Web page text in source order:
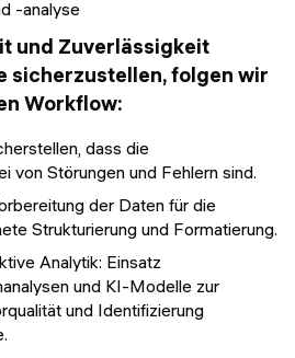
-analyse
und Zuverlässigkeit
sicherzustellen, folgen wir
Workflow:
dass die
von Störungen und Fehlern sind.
der Daten für die
Strukturierung und Formatierung.
Analytik: Einsatz
und KI-Modelle zur
und Identifizierung